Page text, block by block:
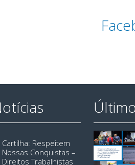
Cartilha: Respeitem
Nossas Conquistas –
Direitos Trabalhistas